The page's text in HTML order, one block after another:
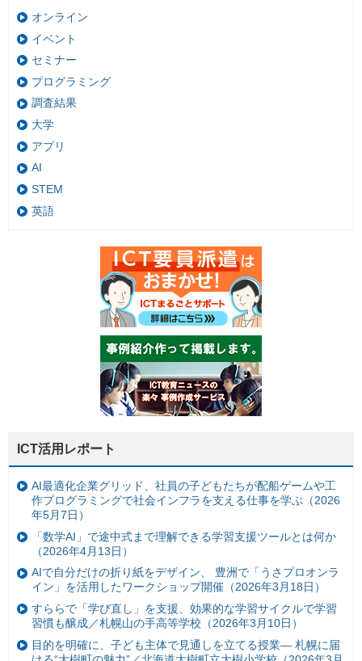
オンライン
イベント
セミナー
プログラミング
調査結果
大学
アプリ
AI
STEM
英語
ICT活用レポート
AI最適化企業グリッド、社員の子どもたちが配船ゲームや工
作プログラミングで社会インフラを支える仕事を学ぶ（2026
年5月7日）
「数学AI」で途中式まで理解できる学習支援ツールとは何か
（2026年4月13日）
AIで自分だけの折り紙をデザイン、 豊洲で「うさプロオンラ
イン」を活用したワークショップ開催（2026年3月18日）
すららで「学び直し」を支援、効果的な学習サイクルで学習
習慣も醸成／札幌山の手高等学校（2026年3月10日）
目的を明確に、子ども主体で見通しを立てる授業— 札幌に届